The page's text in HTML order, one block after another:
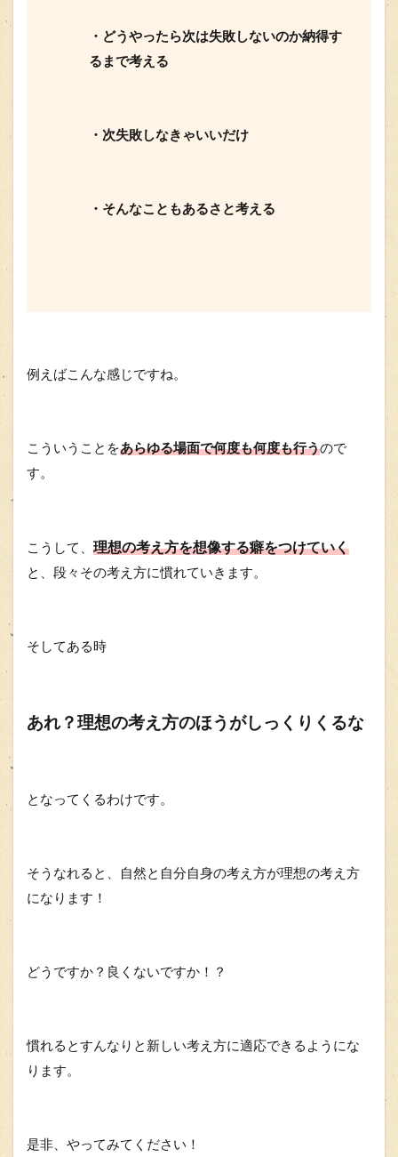
・どうやったら次は失敗しないのか納得す
るまで考える
・次失敗しなきゃいいだけ
・そんなこともあるさと考える
例えばこんな感じですね。
こういうことをあらゆる場面で何度も何度も行うので
す。
こうして、 理想の考え方を想像する癖をつけていく
と、 段々その考え方に慣れていきます。
そしてある時
あれ？理想の考え方のほうがしっくりくるな
となってくるわけです。
そうなれると、自然と自分自身の考え方が理想の考え方
になります！
どうですか？良くないですか！？
慣れるとすんなりと新しい考え方に適応できるようにな
ります。
是非、やってみてください！